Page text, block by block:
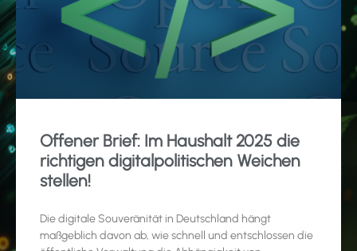
Offener Brief: Im Haushalt 2025 die
richtigen digitalpolitischen Weichen
stellen!
Die digitale Souveränität in Deutschland hängt
maßgeblich davon ab, wie schnell und entschlossen die